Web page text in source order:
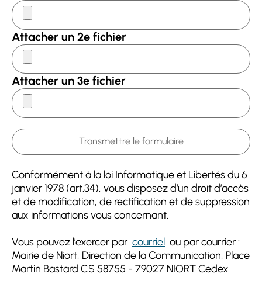
Attacher un 2e fichier
Attacher un 3e fichier
Conformément à la loi Informatique et Libertés du 6
janvier 1978 (art.34), vous disposez d’un droit d’accès
et de modification, de rectification et de suppression
aux informations vous concernant.
Vous pouvez l’exercer par courriel ou par courrier :
Mairie de Niort, Direction de la Communication, Place
Martin Bastard CS 58755 - 79027 NIORT Cedex